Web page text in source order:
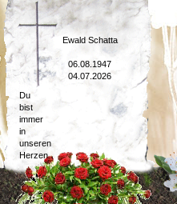
Du
bist
immer
in
unseren
Herzen
Ewald Schatta
06.08.1947
04.07.2026